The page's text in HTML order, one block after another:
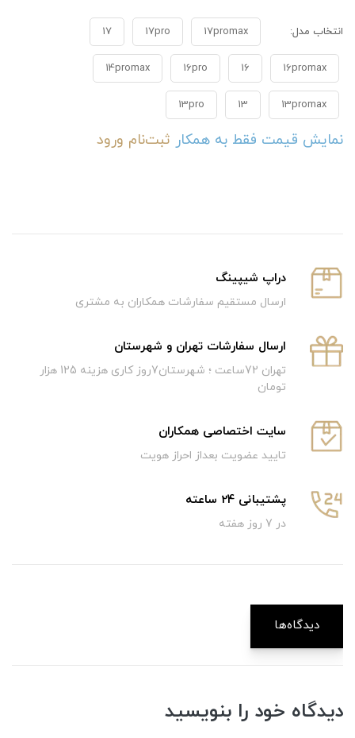
انتخاب مدل: 17promax
17pro
17
16promax
16
16pro
14promax
13promax
13
13pro
نمایش قیمت فقط به همکار ثبت‌نام ورود
دراپ شیپینگ
ارسال مستقیم سفارشات همکاران به مشتری
ارسال سفارشات تهران و شهرستان
تهران 72ساعت ؛ شهرستان7روز کاری هزینه 125 هزار
تومان
سایت اختصاصی همکاران
تایید عضویت بعداز احراز هویت
پشتیبانی 24 ساعته
در 7 روز هفته
دیدگاه‌ها
دیدگاه خود را بنویسید